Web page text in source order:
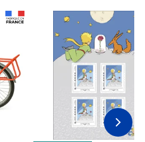
Prix 7,50€